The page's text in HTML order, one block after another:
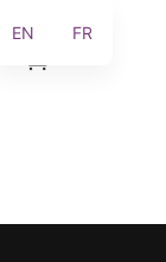
EN FR